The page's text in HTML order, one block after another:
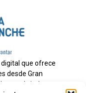
que ofrece
desde Gran
con brindar